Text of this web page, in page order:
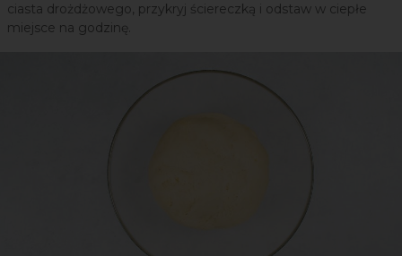
ciasta drożdżowego, przykryj ściereczką i odstaw w ciepłe
miejsce na godzinę.